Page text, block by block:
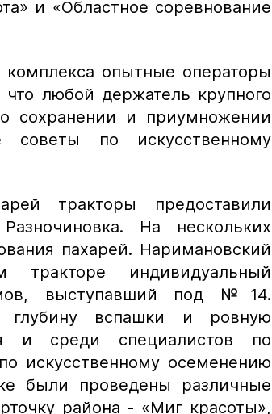
и «Областное соревнование
опытные операторы
любой держатель крупного
о сохранении и приумножении
советы по искусственному
тракторы предоставили
На нескольких
пахарей. Наримановский
индивидуальный
выступавший под №14.
глубину вспашки и ровную
и среди специалистов по
искусственному осеменению
были проведены различные
района - «Миг красоты»,